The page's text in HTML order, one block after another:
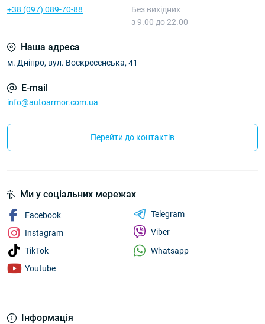
+38 (097) 089-70-88
Без вихідних
з 9.00 до 22.00
Наша адреса
м. Дніпро, вул. Воскресенська, 41
E-mail
info@autoarmor.com.ua
Перейти до контактів
Інформація
Ми у соціальних мережах
Facebook
Instagram
TikTok
Youtube
Telegram
Viber
Whatsapp